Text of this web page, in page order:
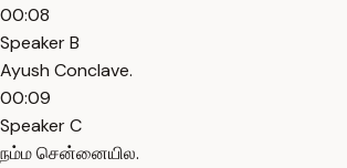
00:08
Speaker B
Ayush Conclave.
00:09
Speaker C
நம்ம சென்னையில.